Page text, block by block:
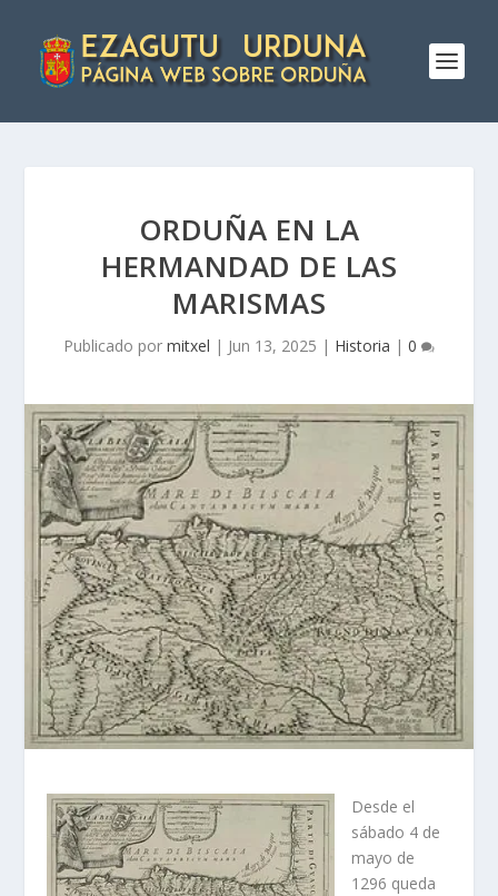
ORDUÑA EN LA
HERMANDAD DE LAS
MARISMAS
Publicado por mitxel | Jun 13, 2025 | Historia | 0
Desde el
sábado 4 de
mayo de
1296 queda